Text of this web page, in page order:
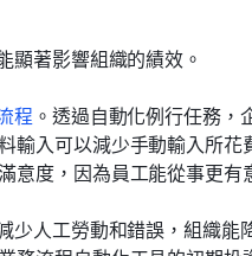
顯著影響組織的績效。
程 。透過自動化例行任務
輸入可以減少手動輸入所
意度，因為員工能從事更有
少人工勞動和錯誤，組織